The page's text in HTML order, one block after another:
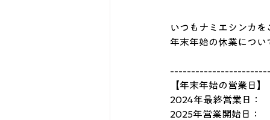
いつもナミエシンカ
年末年始の休業につ
【年末年始の営業日】
2024年最終営業日：
2025年営業開始日：